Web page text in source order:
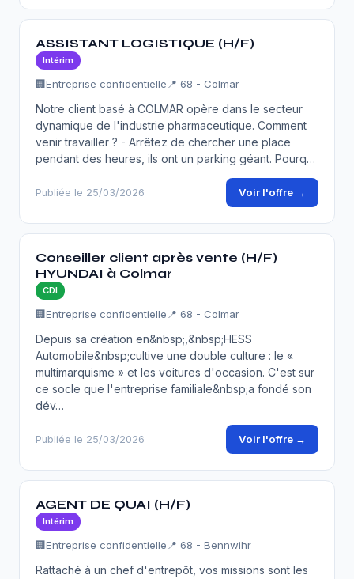
ASSISTANT LOGISTIQUE (H/F)
Intérim
🏢Entreprise confidentielle 📍 68 - Colmar
Notre client basé à COLMAR opère dans le secteur
dynamique de l'industrie pharmaceutique. Comment
venir travailler ? - Arrêtez de chercher une place
pendant des heures, ils ont un parking géant. Pourq…
Publiée le 25/03/2026 Voir l'offre →
Conseiller client après vente (H/F)
HYUNDAI à Colmar
CDI
🏢Entreprise confidentielle 📍 68 - Colmar
Depuis sa création en&nbsp;,&nbsp;HESS
Automobile&nbsp;cultive une double culture : le «
multimarquisme » et les voitures d'occasion. C'est sur
ce socle que l'entreprise familiale&nbsp;a fondé son
dév…
Publiée le 25/03/2026 Voir l'offre →
AGENT DE QUAI (H/F)
Intérim
🏢Entreprise confidentielle 📍 68 - Bennwihr
Rattaché à un chef d'entrepôt, vos missions sont les